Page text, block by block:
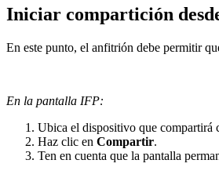
Iniciar compartición
En este punto, el anfitrión debe permitir
En la pantalla IFP:
Ubica el dispositivo que compartirá
Haz clic en Compartir.
Ten en cuenta que la pantalla